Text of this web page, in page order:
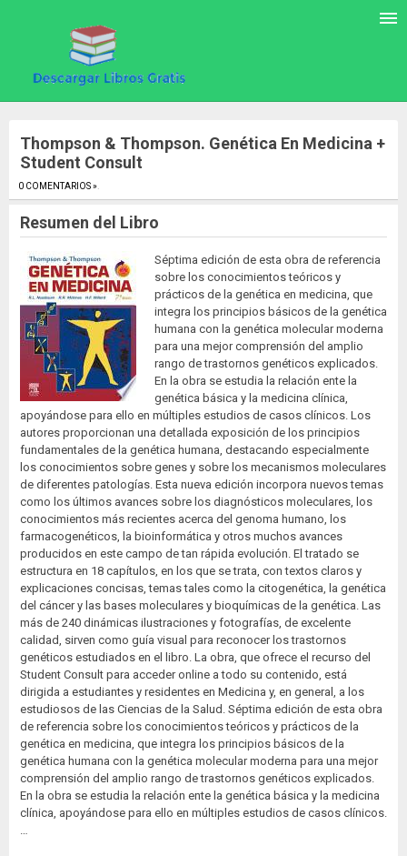
Thompson & Thompson. Genética En Medicina +
Student Consult
0 COMENTARIOS ».
Resumen del Libro
Séptima edición de esta obra de referencia
sobre los conocimientos teóricos y
prácticos de la genética en medicina, que
integra los principios básicos de la genética
humana con la genética molecular moderna
para una mejor comprensión del amplio
rango de trastornos genéticos explicados.
En la obra se estudia la relación ente la
genética básica y la medicina clínica,
apoyándose para ello en múltiples estudios de casos clínicos. Los
autores proporcionan una detallada exposición de los principios
fundamentales de la genética humana, destacando especialmente
los conocimientos sobre genes y sobre los mecanismos moleculares
de diferentes patologías. Esta nueva edición incorpora nuevos temas
como los últimos avances sobre los diagnósticos moleculares, los
conocimientos más recientes acerca del genoma humano, los
farmacogenéticos, la bioinformática y otros muchos avances
producidos en este campo de tan rápida evolución. El tratado se
estructura en 18 capítulos, en los que se trata, con textos claros y
explicaciones concisas, temas tales como la citogenética, la genética
del cáncer y las bases moleculares y bioquímicas de la genética. Las
más de 240 dinámicas ilustraciones y fotografías, de excelente
calidad, sirven como guía visual para reconocer los trastornos
genéticos estudiados en el libro. La obra, que ofrece el recurso del
Student Consult para acceder online a todo su contenido, está
dirigida a estudiantes y residentes en Medicina y, en general, a los
estudiosos de las Ciencias de la Salud. Séptima edición de esta obra
de referencia sobre los conocimientos teóricos y prácticos de la
genética en medicina, que integra los principios básicos de la
genética humana con la genética molecular moderna para una mejor
comprensión del amplio rango de trastornos genéticos explicados.
En la obra se estudia la relación ente la genética básica y la medicina
clínica, apoyándose para ello en múltiples estudios de casos clínicos.
…